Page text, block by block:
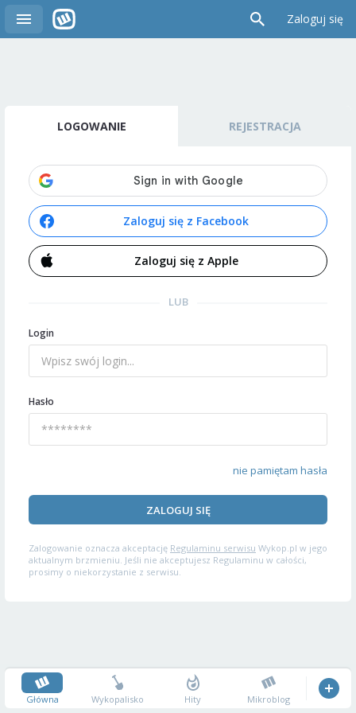
Zaloguj się
LOGOWANIE REJESTRACJA
Zaloguj się z Facebook
Zaloguj się z Apple
LUB
Login
Hasło
nie pamiętam hasła
ZALOGUJ SIĘ
Zalogowanie oznacza akceptację Regulaminu serwisu Wykop.pl w jego
aktualnym brzmieniu. Jeśli nie akceptujesz Regulaminu w całości,
prosimy o niekorzystanie z serwisu.
Główna Wykopalisko Hity Mikroblog